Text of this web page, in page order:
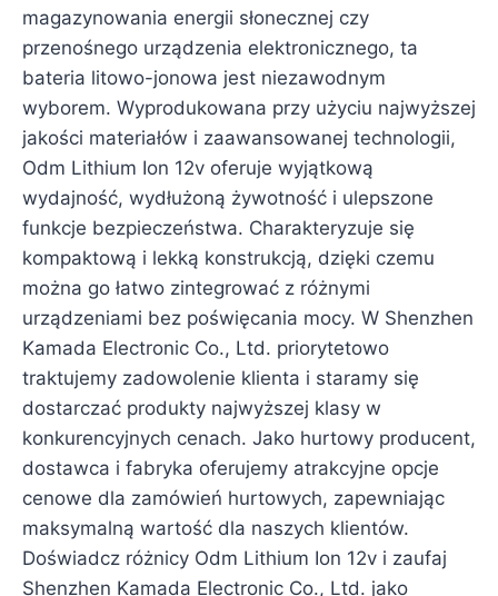
magazynowania energii słonecznej czy
przenośnego urządzenia elektronicznego, ta
bateria litowo-jonowa jest niezawodnym
wyborem. Wyprodukowana przy użyciu najwyższej
jakości materiałów i zaawansowanej technologii,
Odm Lithium Ion 12v oferuje wyjątkową
wydajność, wydłużoną żywotność i ulepszone
funkcje bezpieczeństwa. Charakteryzuje się
kompaktową i lekką konstrukcją, dzięki czemu
można go łatwo zintegrować z różnymi
urządzeniami bez poświęcania mocy. W Shenzhen
Kamada Electronic Co., Ltd. priorytetowo
traktujemy zadowolenie klienta i staramy się
dostarczać produkty najwyższej klasy w
konkurencyjnych cenach. Jako hurtowy producent,
dostawca i fabryka oferujemy atrakcyjne opcje
cenowe dla zamówień hurtowych, zapewniając
maksymalną wartość dla naszych klientów.
Doświadcz różnicy Odm Lithium Ion 12v i zaufaj
Shenzhen Kamada Electronic Co., Ltd. jako